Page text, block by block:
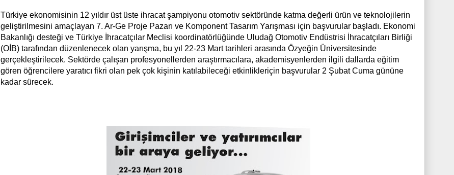
Türkiye ekonomisinin 12 yıldır üst üste ihracat şampiyonu otomotiv sektöründe katma değerli ürün ve teknolojilerin
geliştirilmesini amaçlayan 7. Ar-Ge Proje Pazarı ve Komponent Tasarım Yarışması için başvurular başladı. Ekonomi
Bakanlığı desteği ve Türkiye İhracatçılar Meclisi koordinatörlüğünde Uludağ Otomotiv Endüstrisi İhracatçıları Birliği
(OİB) tarafından düzenlenecek olan yarışma, bu yıl 22-23 Mart tarihleri arasında Özyeğin Üniversitesinde
gerçekleştirilecek. Sektörde çalışan profesyonellerden araştırmacılara, akademisyenlerden ilgili dallarda eğitim
gören öğrencilere yaratıcı fikri olan pek çok kişinin katılabileceği etkinlikleriçin başvurular 2 Şubat Cuma gününe
kadar sürecek.